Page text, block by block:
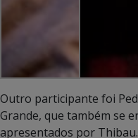
Outro participante foi
Grande, que também se
apresentados por